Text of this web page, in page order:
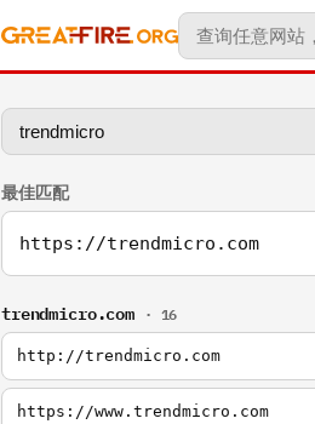
最佳匹配
https://trendmicro.com
trendmicro.com · 16
http://trendmicro.com
https://www.trendmicro.com